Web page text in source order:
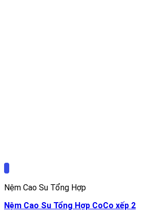
Nệm Cao Su Tổng Hợp
Nệm Cao Su Tổng Hợp CoCo xếp 2